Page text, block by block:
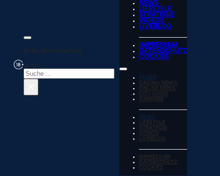
Seite durchsuchen
NEWS
LIFESTYLE
STRATEGIE
VIDEOS
LIVEBLOG
IMPRESSUM
DATENSCHUTZ
COOKIES
POKER
CASINO NEWS
ONLINE NEWS
CITY GUIDE
TURNIERE
NEWS
LIFESTYLE
STRATEGIE
VIDEOS
LIVEBLOG
IMPRESSUM
DATENSCHUTZ
COOKIES